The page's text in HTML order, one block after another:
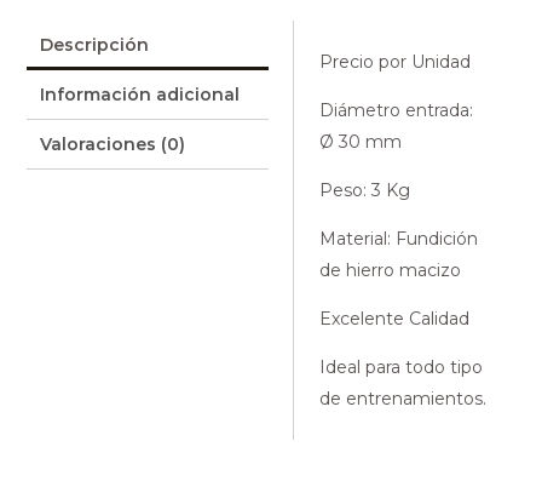
Descripción
Información adicional
Valoraciones (0)
Precio por Unidad
Diámetro entrada:
Ø 30 mm
Peso: 3 Kg
Material: Fundición
de hierro macizo
Excelente Calidad
Ideal para todo tipo
de entrenamientos.